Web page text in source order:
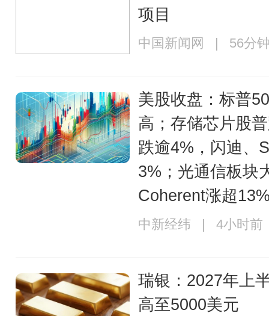
项目
中国新闻网 | 56分
美股收盘：标普
高；存储芯片股
跌逾4%，闪迪、
3%；光通信板块
Coherent涨超
中新经纬 | 4小时前
瑞银：2027年上
高至5000美元